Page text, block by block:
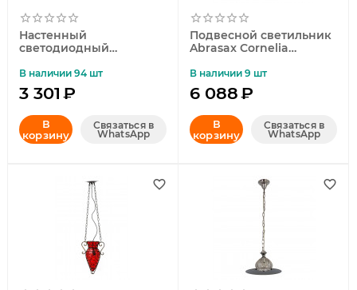
Настенный
светодиодный
Nora 360
В наличии 94 шт
3 301 ₽
В
корзину
Связаться в
WhatsApp
Подвесной светильник
Abrasax Cornelia
В наличии 9 шт
6 088₽
В
корзину
Связаться в
WhatsApp